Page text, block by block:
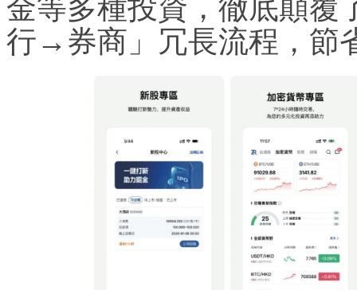
金等多種投資，徹底顛
行→券商」冗長流程，節